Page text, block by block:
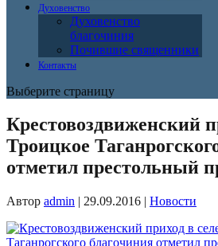
Духовенство
Духовенство
благочиния
Почившие священники
Контакты
Выберите страницу
Крестовоздвиженский
Троицкое
отметил престольный
Автор admin | 29.09.2016 | Новости